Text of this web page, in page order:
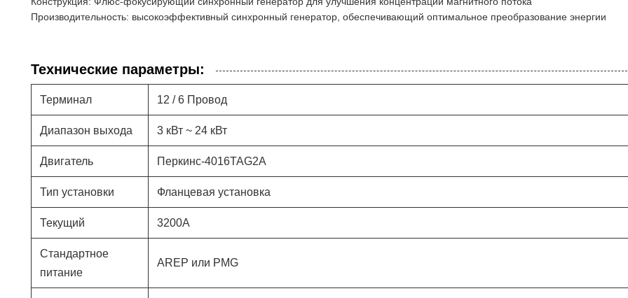
Производительность: высокоэффективный синхронный генератор, обеспечивающий оптимальное преобразование энергии
Технические параметры:
Терминал 12 / 6 Провод
Диапазон выхода 3 кВт ~ 24 кВт
Двигатель Перкинс-4016TAG2A
Тип установки Фланцевая установка
Текущий 3200А
Стандартное
питание
AREP или PMG